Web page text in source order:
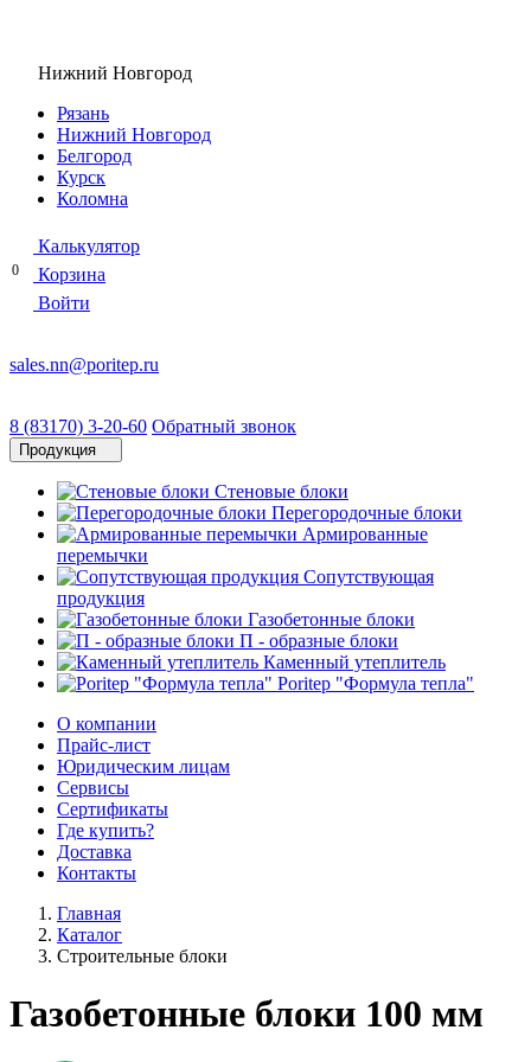
Нижний Новгород
Рязань
Нижний Новгород
Белгород
Курск
Коломна
Калькулятор
Корзина
0
Войти
sales.nn@poritep.ru
8 (83170) 3-20-60 Обратный звонок
Продукция
Стеновые блоки
Перегородочные блоки
Армированные
перемычки
Сопутствующая
продукция
Газобетонные блоки
П - образные блоки
Каменный утеплитель
Poritep "Формула тепла"
О компании
Прайс-лист
Юридическим лицам
Сервисы
Сертификаты
Где купить?
Доставка
Контакты
Главная
Каталог
Строительные блоки
Газобетонные блоки 100 мм